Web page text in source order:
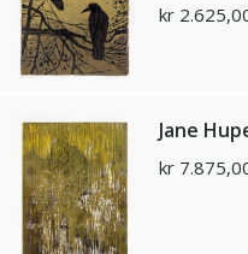
kr
Jane
kr